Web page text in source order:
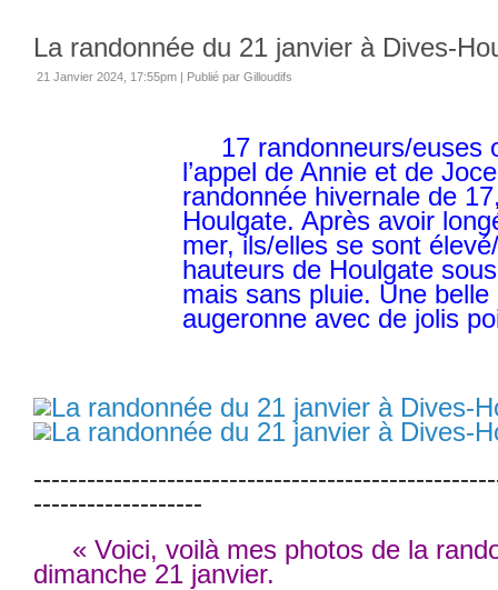
La randonnée du 21 janvier à Dives-
21 Janvier 2024, 17:55pm | Publié par Gilloudifs
17 randonneurs/euses
l’appel de Annie et de
randonnée hivernale de
Houlgate. Après avoir
mer, ils/elles se sont
hauteurs de Houlgate
mais sans pluie. Une belle
augeronne avec de jolis
-------------------
« Voici, voilà mes photos de la
dimanche 21 janvier.